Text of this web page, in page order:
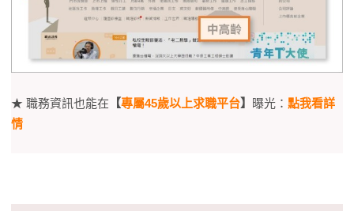
★ 職務資訊也能在 【專屬45歲以上求職平台】 曝光： 點我看詳
情